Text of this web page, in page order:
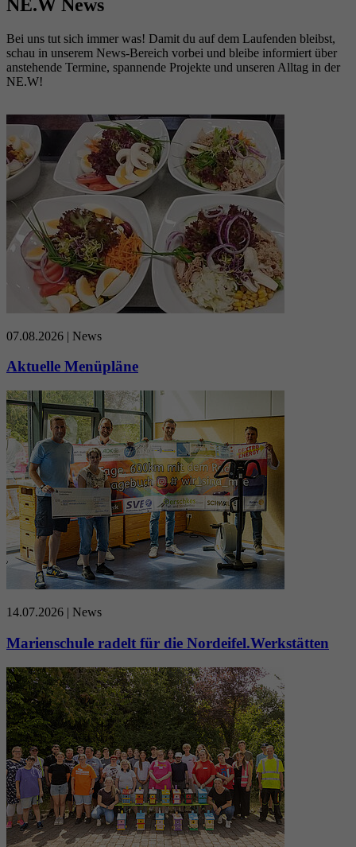
NE.W News
Bei uns tut sich immer was! Damit du auf dem Laufenden bleibst,
schau in unserem News-Bereich vorbei und bleibe informiert über
anstehende Termine, spannende Projekte und unseren Alltag in der
NE.W!
07.08.2026 | News
Aktuelle Menüpläne
14.07.2026 | News
Marienschule radelt für die Nordeifel.Werkstätten